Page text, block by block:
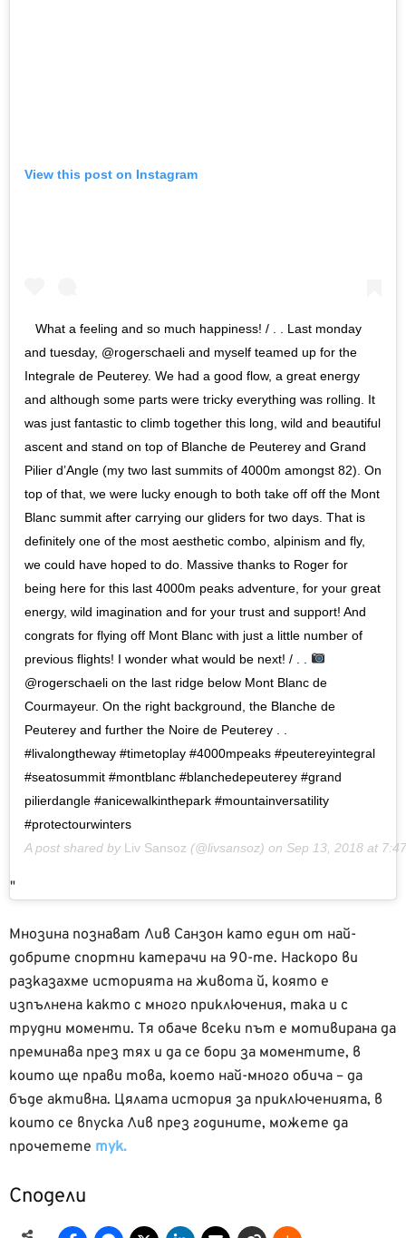
View this post on Instagram
What a feeling and so much happiness! / . . Last monday
and tuesday, @rogerschaeli and myself teamed up for the
Integrale de Peuterey. We had a good flow, a great energy
and although some parts were tricky everything was rolling. It
was just fantastic to climb together this long, wild and beautiful
ascent and stand on top of Blanche de Peuterey and Grand
Pilier d’Angle (my two last summits of 4000m amongst 82). On
top of that, we were lucky enough to both take off off the Mont
Blanc summit after carrying our gliders for two days. That is
definitely one of the most aesthetic combo, alpinism and fly,
we could have hoped to do. Massive thanks to Roger for
being here for this last 4000m peaks adventure, for your great
energy, wild imagination and for your trust and support! And
congrats for flying off Mont Blanc with just a little number of
previous flights! I wonder what would be next! / . .
@rogerschaeli on the last ridge below Mont Blanc de
Courmayeur. On the right background, the Blanche de
Peuterey and further the Noire de Peuterey . .
#livalongtheway #timetoplay #4000mpeaks #peutereyintegral
#seatosummit #montblanc #blanchedepeuterey #grand
pilierdangle #anicewalkinthepark #mountainversatility
#protectourwinters
A post shared by Liv Sansoz (@livsansoz) on Sep 13, 2018 at
Мнозина познават Лив Санзон като един от най-
добрите спортни катерачи на 90-те. Наскоро ви
разказахме историята на живота й, която е
изпълнена както с много приключения, така и с
трудни моменти. Тя обаче всеки път е мотивирана да
преминава през тях и да се бори за моментите, в
които ще прави това, което най-много обича – да
бъде активна. Цялата история за приключенията, в
които се впуска Лив през годините, можете да
прочетете тук.
Сподели